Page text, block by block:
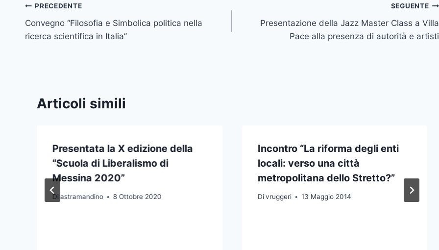
Navigazione
articoli
PRECEDENTE
Convegno “Filosofia e Simbolica politica nella
ricerca scientifica in Italia”
SEGUENTE
Presentazione della Jazz Master Class a Villa
Pace alla presenza di autorità e artisti
Articoli simili
Presentata la X edizione della
“Scuola di Liberalismo di
Messina 2020”
Di astramandino 8 Ottobre 2020
Incontro “La riforma degli enti
locali: verso una città
metropolitana dello Stretto?”
Di vruggeri 13 Maggio 2014